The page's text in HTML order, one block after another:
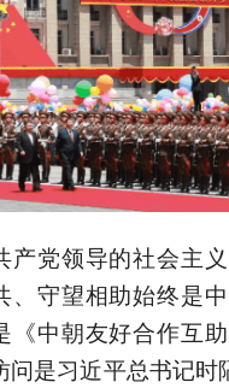
产党领导的社会主
、守望相助始终是
《中朝友好合作互
问是习近平总书记时